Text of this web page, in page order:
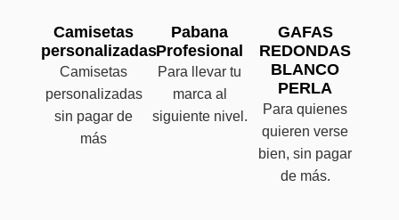
Camisetas
personalizadas
Camisetas
personalizadas
sin pagar de
más
Pabana
Profesional
Para llevar tu
marca al
siguiente nivel.
GAFAS
REDONDAS
BLANCO
PERLA
Para quienes
quieren verse
bien, sin pagar
de más.